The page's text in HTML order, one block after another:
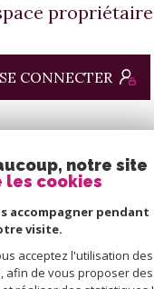
propriétaire
SE CONNECTER
Nous adhérons
notre site
les cookies
accompagner pendant
visite.
acceptez l'utilisation des
afin de vous proposer des